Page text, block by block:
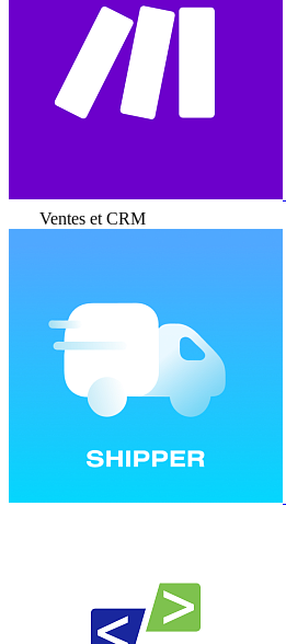
Ventes et CRM